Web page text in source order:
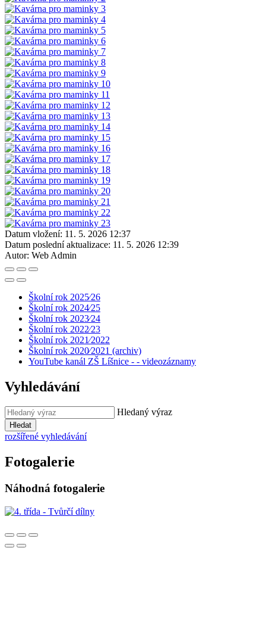
Datum vložení: 11. 5. 2026 12:37
Datum poslední aktualizace: 11. 5. 2026 12:39
Autor: Web Admin
Školní rok 2025⁄26
Školní rok 2024⁄25
Školní rok 2023⁄24
Školní rok 2022⁄23
Školní rok 2021⁄2022
Školní rok 2020⁄2021 (archiv)
YouTube kanál ZŠ Líšnice - - videozáznamy
Vyhledávání
Hledaný výraz
Hledat
rozšířené vyhledávání
Fotogalerie
Náhodná fotogalerie